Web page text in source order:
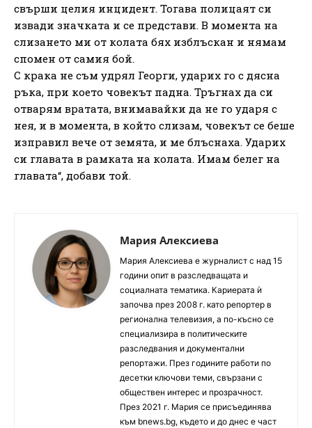
свърши целия инцидент. Тогава полицаят си
извади значката и се представи. В момента на
слизането ми от колата бях изблъскан и нямам
спомен от самия бой.
С крака не съм удрял Георги, ударих го с дясна
ръка, при което човекът падна. Тръгнах да си
отварям вратата, внимавайки да не го ударя с
нея, и в момента, в който слизам, човекът се беше
изправил вече от земята, и ме блъснаха. Ударих
си главата в рамката на колата. Имам белег на
главата“, добави той.
Мария Алексиева
Мария Алексиева е журналист с над 15
години опит в разследващата и
социалната тематика. Кариерата ѝ
започва през 2008 г. като репортер в
регионална телевизия, а по-късно се
специализира в политическите
разследвания и документални
репортажи. През годините работи по
десетки ключови теми, свързани с
обществен интерес и прозрачност.
През 2021 г. Мария се присъединява
към bnews.bg, където и до днес е част